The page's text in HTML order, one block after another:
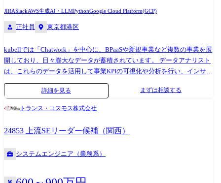
と出社もフレキシブルに組み合わせながら仕事を進めていただけます。
ョンを図っております。 出社先は顧客先や分散拠点のPJルームでの勤務
が中心とです。 お客様先での打合せ等もあり、首都圏を中心とした出張
があります。 ※上記内容は、募集開始時点の内容であり、入社後必要に
応じて変更となる場合がございます。予めご了承ください。 【キャリア
パス】 ●クラウド環境の構築・開発の経験、キャリアを積むことができ
る。 ●最新技術を組み合わせて社会課題の解決に寄与するシステム構築
ャリアを研鑽できる。
装にも関与します。 入社後は、既存メンバーの支援を受けながら、担当
ます。 【配属組織名】 デジタルサービスビジネスユニット(公共システ
ム) 社会基盤ソリューション本部・社会基盤システム部 【配属組織につ
いて(概要・ミッション)】 私たちは、警察の初動対応をITで支える、日
立の中でもミッションクリティカル領域を担う専門組織です。 警察庁・
警視庁・全国の都道府県警察をお客さまとし、110番通信指令をはじめと
する警察の基盤システムを、最前線のフロントSEとして支えています。
場活動や人身安全に直結します。 そのため私たちは、単なる要件受けや
開発にとどまらず、顧客業務を深く理解したうえで、「どうあるべき
か」を考え、要件・設計・運用へと落とし込む上流SE/PLの役割を重視し
ています。 近年は、通信指令業務の高度化や人員不足への対応を背景
んでいます。 110番の一報から、現場の判断が動き出す。 警察の通信指
JIRASlackAWS生成AI・LLMPythonGoogle Cloud Platform(GCP)
正社員 東京都港区
kubellでは「Chatwork」を中心に、BPaaSや新規事業など複数の事業を展
開しており、日々膨大なデータが蓄積されています。 データアナリスト
は、これらのデータを活用して事業KPIの可視化や分析を行い、インサイ
トを提供することで、迅速かつ的確な意思決定を支援します。 また、シ
ニアメンバーと協働して高度な技術やベストプラクティスを吸収しなが
に、自律的に分析プロジェクトを推進していただく役割です。 <具体的
には> 1.データマートとデータモデルの設計・構築 メダリオンアーキテ
クチャに基づいた、スケーラブルで分析しやすいデータモデルの設計・
構築(シニアメンバーとの連携・協働) dbtを用いたデータモデリングの実
じめとするトラストデータの整備支援 2.データ分析とインサイト提供 ビ
詳細を見る まずは相談する
トランス・コスモス株式会社
24853 上流SEリーダー候補（関西）
システムエンジニア（業務系）